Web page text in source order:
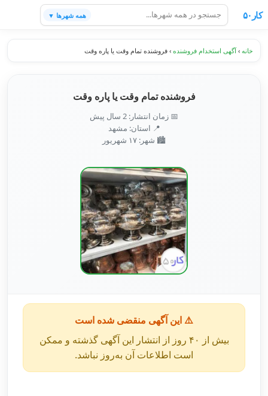
کار۵۰ همه شهرها ▼
خانه ›آگهی استخدام فروشنده › فروشنده تمام وقت یا پاره وقت
فروشنده تمام وقت یا پاره وقت
📅 زمان انتشار: 2 سال پیش
📍 استان: مشهد
🏙️ شهر: ۱۷ شهریور
⚠️ این آگهی منقضی شده است
بیش از ۴۰ روز از انتشار این آگهی گذشته و ممکن
است اطلاعات آن به‌روز نباشد.